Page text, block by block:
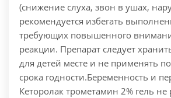
(снижение слуха, звон в ушах,
рекомендуется избегать
требующих повышенного
реакции. Препарат следует
для детей месте и не применять
срока годности.Беременность и
Кеторолак трометамин 2% гель не